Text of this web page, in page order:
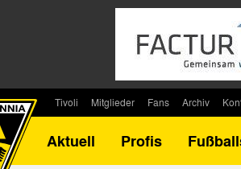
Tivoli
Mitglieder
Fans
Archiv
Aktuell
Profis